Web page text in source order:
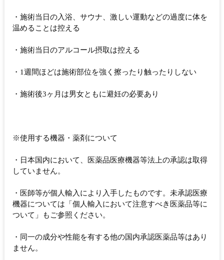
・施術当日の入浴、サウナ、激しい運動などの過度に体を
温めることは控える
・施術当日のアルコール摂取は控える
・1週間ほどは施術部位を強く擦ったり触ったりしない
・施術後3ヶ月は男女ともに避妊の必要あり
※使用する機器・薬剤について
・日本国内において、医薬品医療機器等法上の承認は取得
していません。
・医師等が個人輸入により入手したものです。未承認医療
機器については「個人輸入において注意すべき医薬品等に
ついて」もご参照ください。
・同一の成分や性能を有する他の国内承認医薬品等はあり
ません。